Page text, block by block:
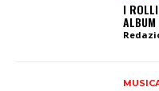
I
ALBUM